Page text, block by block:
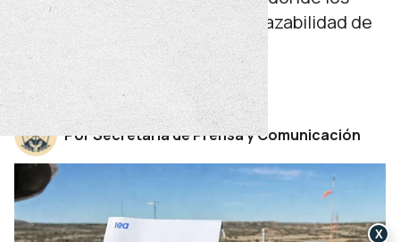
estándares ambientales y la trazabilidad de
datos se vuelven claves para la
competitividad energética.
jueves 07 de mayo de 2026
Por Secretaría de Prensa y Comunicación
X